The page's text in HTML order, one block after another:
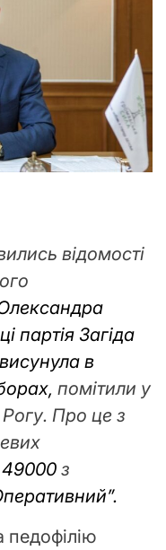
відомості
партія Загіда
в
помітили у
Про це з
49000 з
педофілію